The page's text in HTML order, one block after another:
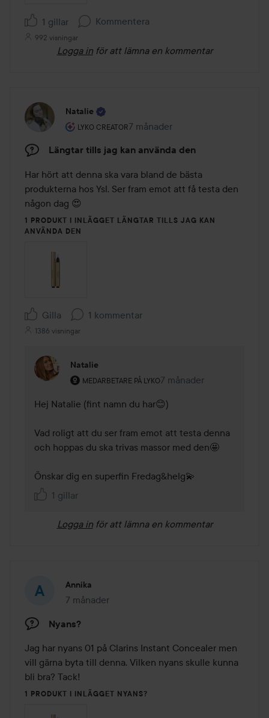
1 gillar Kommentera
992 visningar
Logga in för att lämna en kommentar
Natalie
LYKO CREATOR
Användarens roll: Lyko Creator.
7 månader
Inlägget skapades 7 månader
Längtar tills jag kan använda den
Har hört att denna ska vara bland de bästa
produkterna hos Ysl. Ser fram emot att få testa den
någon dag 😍
1 PRODUKT I INLÄGGET LÄNGTAR TILLS JAG KAN
ANVÄNDA DEN
Gilla 1 kommentar
1386 visningar
Natalie
MEDARBETARE PÅ LYKO
Användarens roll: Medarbetare på Lyko.
7 månader
Kommentaren lades 7
Hej Natalie (fint namn du har😊)
Vad roligt att du ser fram emot att testa denna
och hoppas du ska trivas massor med den🤩
Önskar dig en superfin Fredag&helg💫
1 gillar
Logga in för att lämna en kommentar
Annika
7 månader
Inlägget skapades 7 månader
Nyans?
Jag har nyans 01 på Clarins Instant Concealer men
vill gärna byta till denna. Vilken nyans skulle kunna
bli bra? Tack!
1 PRODUKT I INLÄGGET NYANS?